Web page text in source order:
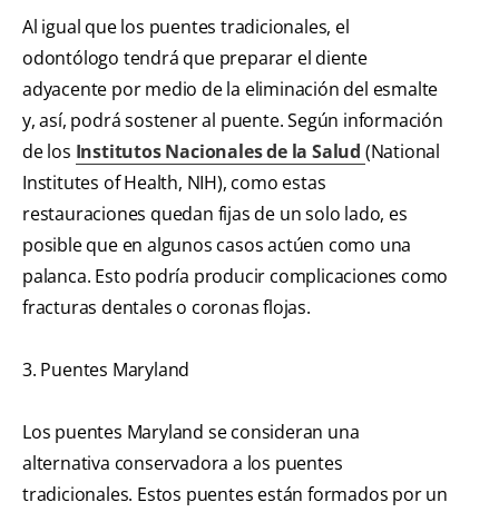
Al igual que los puentes tradicionales, el
odontólogo tendrá que preparar el diente
adyacente por medio de la eliminación del esmalte
y, así, podrá sostener al puente. Según información
de los Institutos Nacionales de la Salud (National
Institutes of Health, NIH), como estas
restauraciones quedan fijas de un solo lado, es
posible que en algunos casos actúen como una
palanca. Esto podría producir complicaciones como
fracturas dentales o coronas flojas.
3. Puentes Maryland
Los puentes Maryland se consideran una
alternativa conservadora a los puentes
tradicionales. Estos puentes están formados por un